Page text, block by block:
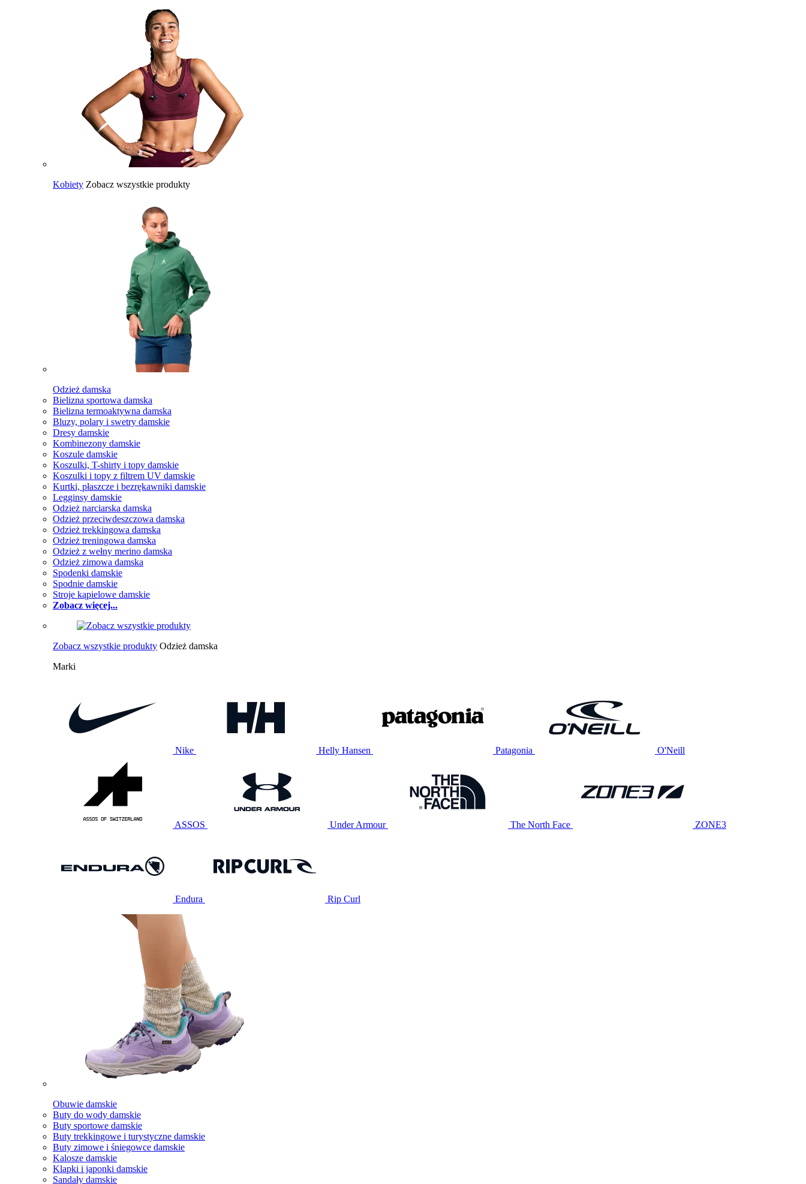
Kobiety Zobacz wszystkie produkty
Odzież damska
Bielizna sportowa damska
Bielizna termoaktywna damska
Bluzy, polary i swetry damskie
Dresy damskie
Kombinezony damskie
Koszule damskie
Koszulki, T-shirty i topy damskie
Koszulki i topy z filtrem UV damskie
Kurtki, płaszcze i bezrękawniki damskie
Legginsy damskie
Odzież narciarska damska
Odzież przeciwdeszczowa damska
Odzież trekkingowa damska
Odzież treningowa damska
Odzież z wełny merino damska
Odzież zimowa damska
Spodenki damskie
Spodnie damskie
Stroje kąpielowe damskie
Zobacz więcej...
Zobacz wszystkie produkty Odzież damska
Marki
Nike Helly Hansen Patagonia O'Neill
ASSOS Under Armour The North Face ZONE3
Endura Rip Curl
Obuwie damskie
Buty do wody damskie
Buty sportowe damskie
Buty trekkingowe i turystyczne damskie
Buty zimowe i śniegowce damskie
Kalosze damskie
Klapki i japonki damskie
Sandały damskie